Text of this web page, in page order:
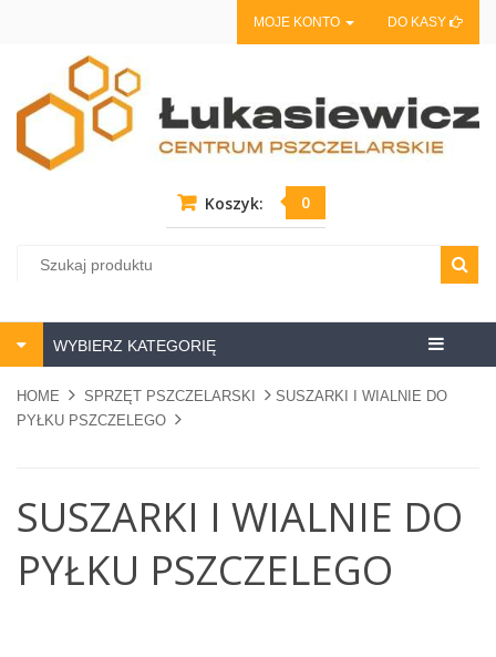
MOJE KONTO DO KASY
Koszyk: 0
Centrum
WYBIERZ KATEGORIĘ
HOME SPRZĘT PSZCZELARSKI
SUSZARKI I WIALNIE DO
PYŁKU PSZCZELEGO
SUSZARKI I WIALNIE DO
PYŁKU PSZCZELEGO